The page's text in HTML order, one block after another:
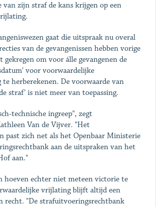
van zijn straf de kans krijgen op een
gaat die uitspraak nu overal
van de gevangenissen hebben vorige
gekregen om voor álle gevangenen de
voor voorwaardelijke
herberekenen. De voorwaarde van
straf' is niet meer van toepassing.
technische ingreep", zegt
Van de Vijver. "Het
past zich net als het Openbaar Ministerie
aan de uitspraken van het
aan."
hoeven echter niet meteen victorie te
vrijlating blijft altijd een
recht. "De strafuitvoeringsrechtbank